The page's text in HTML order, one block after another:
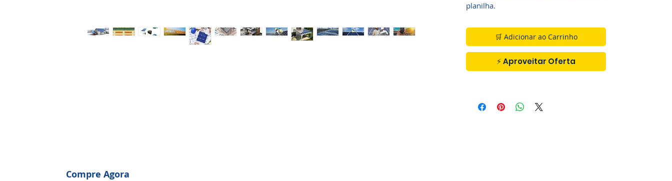
planilha.
🛒 Adicionar ao Carrinho
⚡ Aproveitar Oferta
Compre Agora